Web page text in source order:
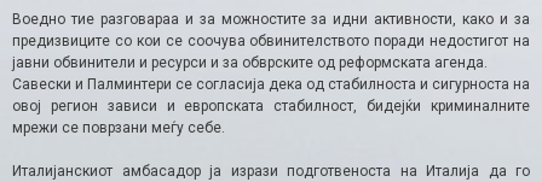
Воедно тие разговараа и за можностите за идни активности, како и за
предизвиците со кои се соочува обвинителството поради недостигот на
јавни обвинители и ресурси и за обврските од реформската агенда.
Савески и Палминтери се согласија дека од стабилноста и сигурноста на
овој регион зависи и европската стабилност, бидејќи криминалните
мрежи се поврзани меѓу себе.
Италијанскиот амбасадор ја изрази подготвеноста на Италија да го